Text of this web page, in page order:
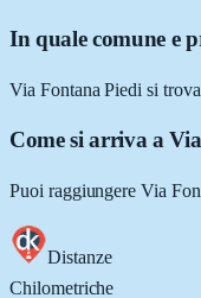
In quale comune e
Via Fontana Piedi si
Come si arriva a
Puoi raggiungere Via
Distanze
Chilometriche